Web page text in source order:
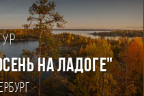
НА ЛАДОГЕ"